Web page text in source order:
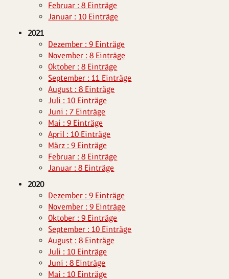
Februar : 8 Einträge
Januar : 10 Einträge
2021
Dezember : 9 Einträge
November : 8 Einträge
Oktober : 8 Einträge
September : 11 Einträge
August : 8 Einträge
Juli : 10 Einträge
Juni : 7 Einträge
Mai : 9 Einträge
April : 10 Einträge
März : 9 Einträge
Februar : 8 Einträge
Januar : 8 Einträge
2020
Dezember : 9 Einträge
November : 9 Einträge
Oktober : 9 Einträge
September : 10 Einträge
August : 8 Einträge
Juli : 10 Einträge
Juni : 8 Einträge
Mai : 10 Einträge